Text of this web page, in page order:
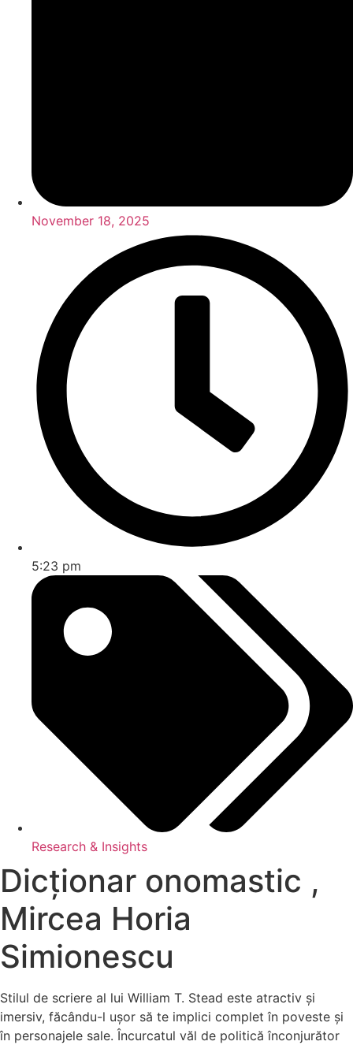
November 18, 2025
5:23 pm
Research & Insights
Dicționar onomastic ,
Mircea Horia
Simionescu
Stilul de scriere al lui William T. Stead este atractiv și
imersiv, făcându-l ușor să te implici complet în poveste și
în personajele sale. Încurcatul văl de politică înconjurător